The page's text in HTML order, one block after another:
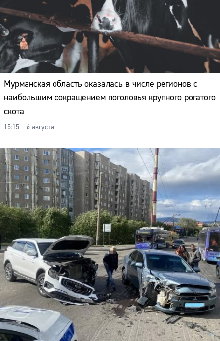
Мурманская область оказалась в числе регионов с
наибольшим сокращением поголовья крупного рогатого
скота
15:15 – 6 августа